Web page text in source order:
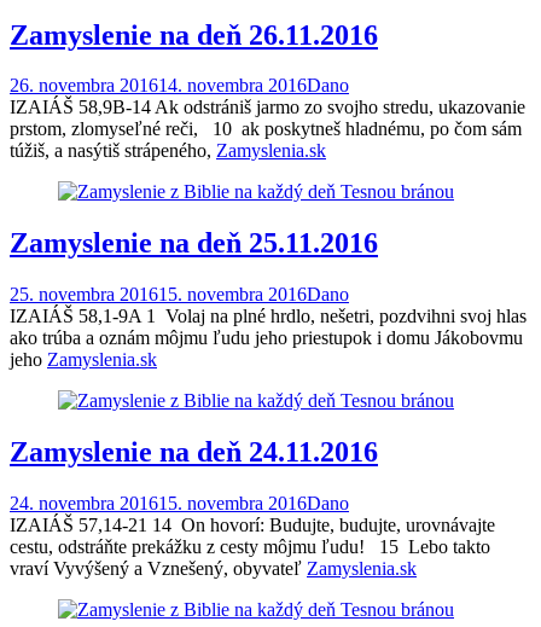
Zamyslenie na deň 26.11.2016
26. novembra 201614. novembra 2016Dano
IZAIÁŠ 58,9B-14 Ak odstrániš jarmo zo svojho stredu, ukazovanie
prstom, zlomyseľné reči, 10 ak poskytneš hladnému, po čom sám
túžiš, a nasýtiš strápeného, Zamyslenia.sk
Zamyslenie na deň 25.11.2016
25. novembra 201615. novembra 2016Dano
IZAIÁŠ 58,1-9A 1 Volaj na plné hrdlo, nešetri, pozdvihni svoj hlas
ako trúba a oznám môjmu ľudu jeho priestupok i domu Jákobovmu
jeho Zamyslenia.sk
Zamyslenie na deň 24.11.2016
24. novembra 201615. novembra 2016Dano
IZAIÁŠ 57,14-21 14 On hovorí: Budujte, budujte, urovnávajte
cestu, odstráňte prekážku z cesty môjmu ľudu! 15 Lebo takto
vraví Vyvýšený a Vznešený, obyvateľ Zamyslenia.sk